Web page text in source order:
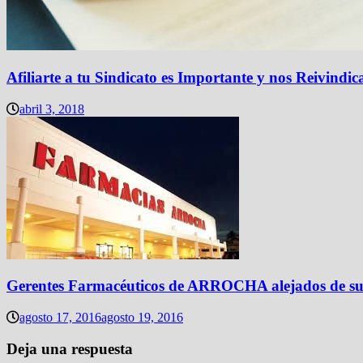
Afiliarte a tu Sindicato es Importante y nos
abril 3, 2018
Gerentes Farmacéuticos de ARROCHA alejados de
agosto 17, 2016agosto 19, 2016
Deja una respuesta